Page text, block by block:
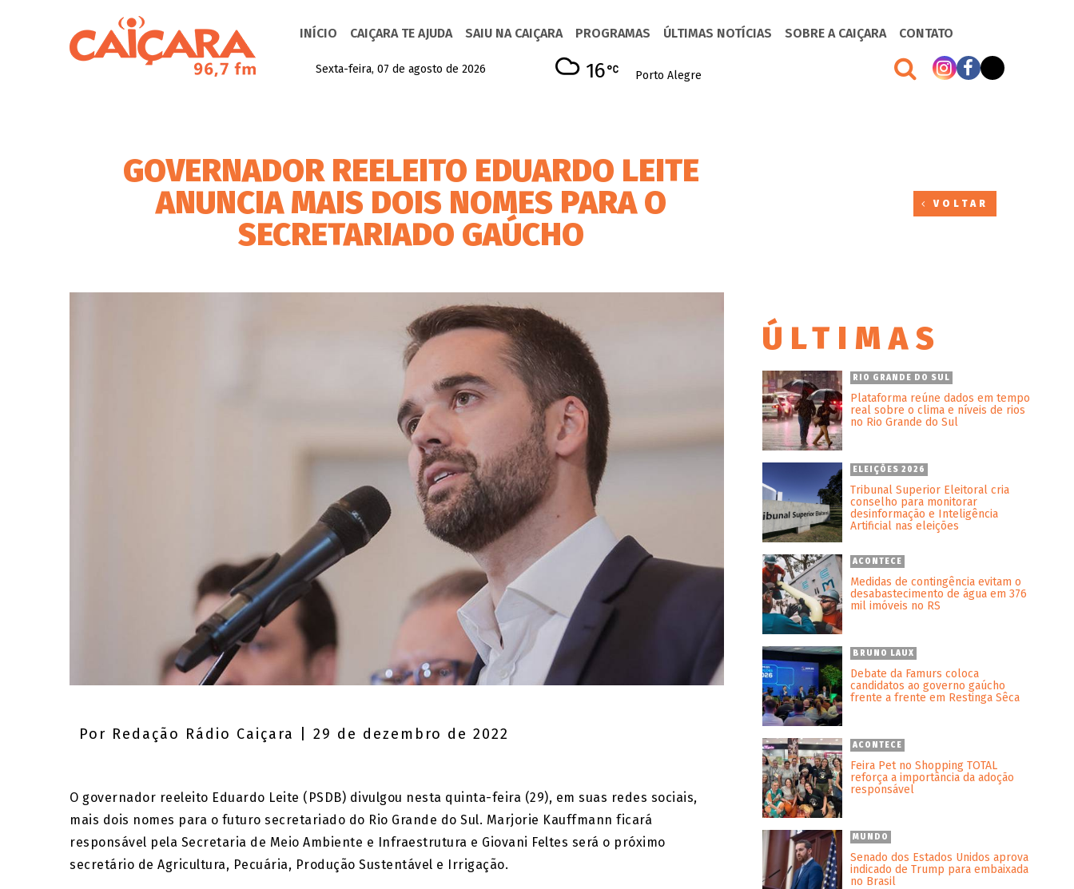
INÍCIO CAIÇARA TE AJUDA SAIU NA CAIÇARA PROGRAMAS ÚLTIMAS NOTÍCIAS SOBRE A CAIÇARA CONTATO
Sexta-feira, 07 de agosto de 2026 Porto Alegre
16
VOLTAR
GOVERNADOR REELEITO EDUARDO LEITE
ANUNCIA MAIS DOIS NOMES PARA O
SECRETARIADO GAÚCHO
Por Redação Rádio Caiçara | 29 de dezembro de 2022
O governador reeleito Eduardo Leite (PSDB) divulgou nesta quinta-feira (29), em suas redes sociais,
mais dois nomes para o futuro secretariado do Rio Grande do Sul. Marjorie Kauffmann ficará
responsável pela Secretaria de Meio Ambiente e Infraestrutura e Giovani Feltes será o próximo
secretário de Agricultura, Pecuária, Produção Sustentável e Irrigação.
ÚLTIMAS
RIO GRANDE DO SUL
Plataforma reúne dados em tempo
real sobre o clima e níveis de rios
no Rio Grande do Sul
ELEIÇÕES 2026
Tribunal Superior Eleitoral cria
conselho para monitorar
desinformação e Inteligência
Artificial nas eleições
ACONTECE
Medidas de contingência evitam o
desabastecimento de água em 376
mil imóveis no RS
BRUNO LAUX
Debate da Famurs coloca
candidatos ao governo gaúcho
frente a frente em Restinga Sêca
ACONTECE
Feira Pet no Shopping TOTAL
reforça a importância da adoção
responsável
MUNDO
Senado dos Estados Unidos aprova
indicado de Trump para embaixada
no Brasil